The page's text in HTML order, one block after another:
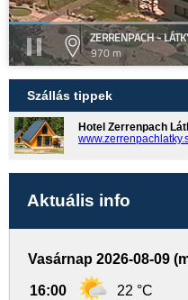
ZERRENPACH -
970 m
Szállás tippek
Hotel Zerrenpach
Aktuális info
Vasárnap 2026-08-09
16:00 22 °C